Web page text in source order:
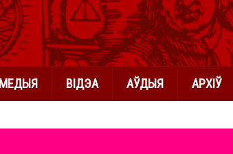
МЕДЫЯ ВІДЭА АЎДЫЯ АРХІЎ